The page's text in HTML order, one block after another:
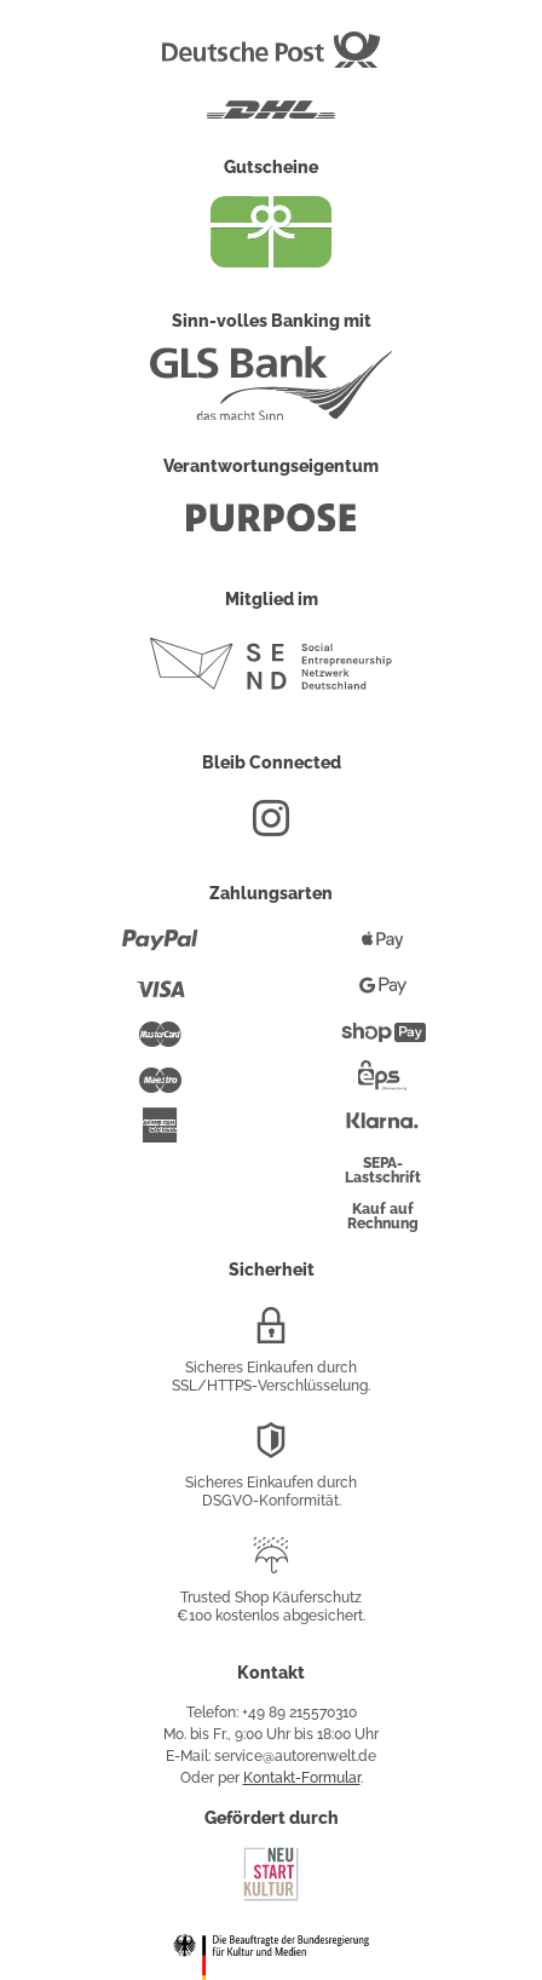
Gutscheine
Sinn-volles Banking mit
Verantwortungseigentum
Mitglied im
Bleib Connected
Zahlungsarten
Maestro
Pay
Google
Pay
Überweisung
SEPA-
Lastschrift
Kauf auf
Rechnung
Sicherheit
Sicheres Einkaufen durch
SSL/HTTPS-Verschlüsselung.
Sicheres Einkaufen durch
DSGVO-Konformität.
Käuferschutz
Trusted Shop Käuferschutz
€100 kostenlos abgesichert.
Kontakt
Telefon: +49 89 215570310
Mo. bis Fr., 9:00 Uhr bis 18:00 Uhr
E-Mail: service@autorenwelt.de
Oder per Kontakt-Formular.
Gefördert durch